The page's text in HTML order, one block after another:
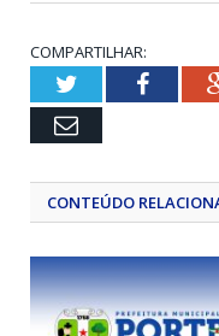
COMPARTILHAR:
Twitter
Email
CONTEÚDO